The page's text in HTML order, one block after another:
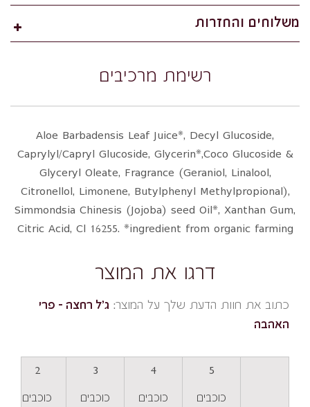
משלוחים והחזרות
רשימת מרכיבים
Aloe Barbadensis Leaf Juice*, Decyl Glucoside,
Caprylyl/Capryl Glucoside, Glycerin*,Coco Glucoside &
Glyceryl Oleate, Fragrance (Geraniol, Linalool,
Citronellol, Limonene, Butylphenyl Methylpropional),
Simmondsia Chinesis (Jojoba) seed Oil*, Xanthan Gum,
Citric Acid, Cl 16255. *ingredient from organic farming
דרגו את המוצר
כתוב את חוות הדעת שלך על המוצר: ג'ל רחצה – פרי
האהבה
5
כוכבים
4
כוכבים
3
כוכבים
2
כוכבים